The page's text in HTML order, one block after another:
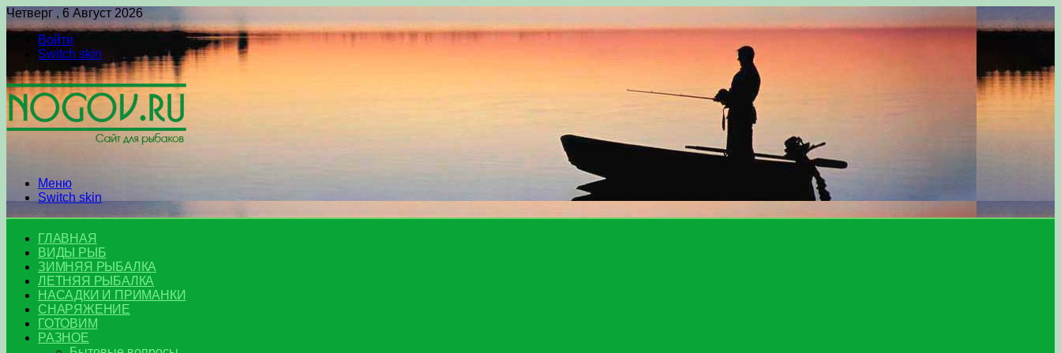
Четверг , 6 Август 2026
Войти
Switch skin
Меню
Switch skin
ГЛАВНАЯ
ВИДЫ РЫБ
ЗИМНЯЯ РЫБАЛКА
ЛЕТНЯЯ РЫБАЛКА
НАСАДКИ И ПРИМАНКИ
СНАРЯЖЕНИЕ
ГОТОВИМ
РАЗНОЕ